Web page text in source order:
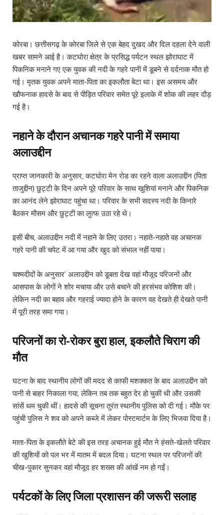
कोरबा। छत्तीसगढ़ के कोरबा जिले से एक बेहद दुखद और दिल दहला देने वाली
खबर सामने आई है। कटघोरा क्षेत्र के प्रसिद्ध पर्यटन स्थल झोराघाट में
पिकनिक मनाने गए एक युवक की नदी के गहरे पानी में डूबने से दर्दनाक मौत हो
गई। मृतक युवक अपने माता-पिता का इकलौता बेटा था। इस असमय और
खौफनाक हादसे के बाद से पीड़ित परिवार समेत पूरे इलाके में शोक की लहर दौड़
गई है।
नहाने के दौरान अचानक गहरे पानी में समाया
अलाउद्दीन
प्राप्त जानकारी के अनुसार, कटघोरा मेन रोड का रहने वाला अलाउद्दीन (पिता
ताजुद्दीन) छुट्टी के दिन अपने पूरे परिवार के साथ खुशियां मनाने और पिकनिक
का आनंद लेने झोराघाट पहुंचा था। परिवार के सभी सदस्य नदी के किनारे
बैठकर मौसम और छुट्टी का लुत्फ उठा रहे थे।
इसी बीच, अलाउद्दीन नदी में नहाने के लिए उतरा। नहाते-नहाते वह अचानक
गहरे पानी की चपेट में आ गया और खुद को संभाल नहीं पाया।
चश्मदीदों के अनुसार’ अलाउद्दीन को डूबता देख वहां मौजूद परिजनों और
आसपास के लोगों ने शोर मचाया और उसे बचाने की हरसंभव कोशिश की।
लेकिन नदी का बहाव और गहराई ज्यादा होने के कारण वह देखते ही देखते पानी
में पूरी तरह समा गया।
परिजनों का रो-रोकर बुरा हाल, इकलौते चिराग की
मौत
घटना के बाद स्थानीय लोगों की मदद से काफी मशक्कत के बाद अलाउद्दीन को
पानी से बाहर निकाला गया, लेकिन तब तक बहुत देर हो चुकी थी और उसकी
सांसें थम चुकी थीं। हादसे की सूचना तुरंत स्थानीय पुलिस को दी गई। मौके पर
पहुंची पुलिस ने शव को अपने कब्जे में लेकर पोस्टमार्टम के लिए भिजवा दिया है।
माता-पिता के इकलौते बेटे की इस तरह अचानक हुई मौत ने हंसते-खेलते परिवार
की खुशियों को पल भर में मातम में बदल दिया। घटना स्थल पर परिजनों की
चीख-पुकार सुनकर वहां मौजूद हर शख्स की आंखें नम हो गईं।
पर्यटकों के लिए जिला प्रशासन की जरूरी सलाह